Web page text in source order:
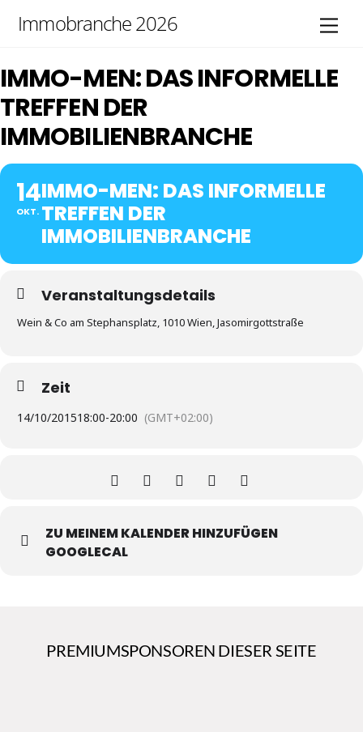
Immobranche 2026
IMMO-MEN: DAS INFORMELLE
TREFFEN DER
IMMOBILIENBRANCHE
14
OKT.
IMMO-MEN: DAS INFORMELLE
TREFFEN DER
IMMOBILIENBRANCHE
Veranstaltungsdetails
Wein & Co am Stephansplatz, 1010 Wien, Jasomirgottstraße
Zeit
14/10/201518:00-20:00 (GMT+02:00)
ZU MEINEM KALENDER HINZUFÜGEN
GOOGLECAL
PREMIUMSPONSOREN DIESER SEITE